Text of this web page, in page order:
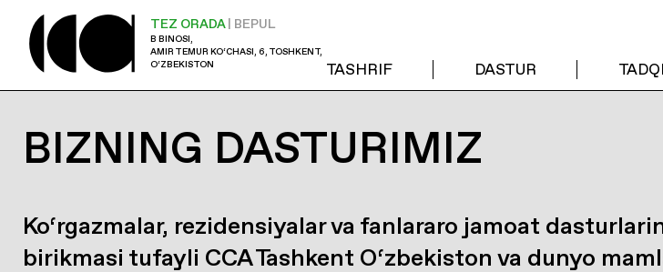
TEZ ORADA| BEPUL
B BINOSI,
AMIR TEMUR KO‘CHASI, 6, TOSHKENT,
O‘ZBEKISTON
TASHRIF DASTUR
BIZNING DASTURIMIZ
Ko‘rgazmalar, rezidensiyalar va fanlararo jamoat
birikmasi tufayli CCA Tashkent O‘zbekiston va dunyo